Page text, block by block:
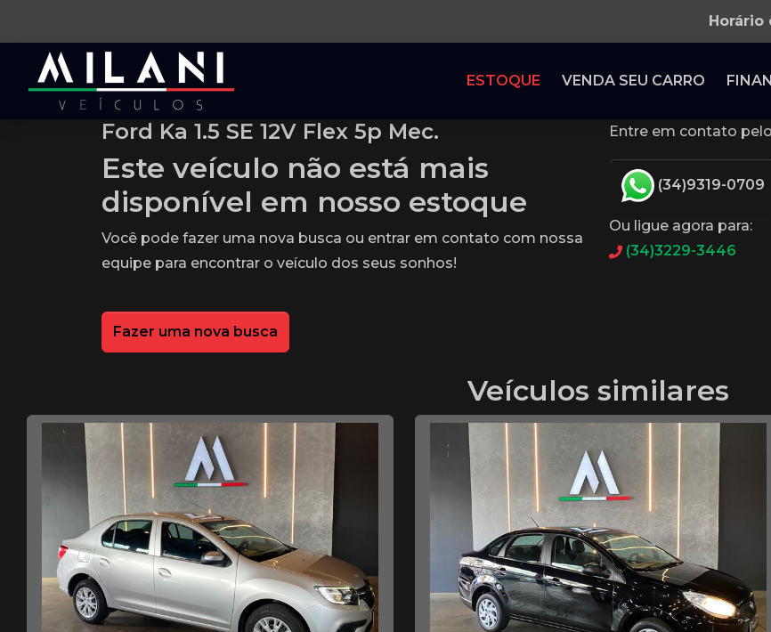
Horário
ESTOQUE VENDA SEU CARRO
Ford Ka 1.5 SE 12V Flex 5p Mec.
Este veículo não está mais
disponível em nosso estoque
Você pode fazer uma nova busca ou entrar em contato com nossa
equipe para encontrar o veículo dos seus sonhos!
Fazer uma nova busca
Entre em contato
(34)9319-0709
Ou ligue agora para:
(34)3229-3446
Veículos similares